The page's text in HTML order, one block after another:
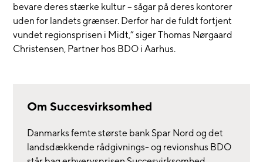
bevare deres stærke kultur – sågar på deres kontorer
uden for landets grænser. Derfor har de fuldt fortjent
vundet regionsprisen i Midt,” siger Thomas Nørgaard
Christensen, Partner hos BDO i Aarhus.
Om Succesvirksomhed
Danmarks femte største bank Spar Nord og det
landsdækkende rådgivnings- og revionshus BDO